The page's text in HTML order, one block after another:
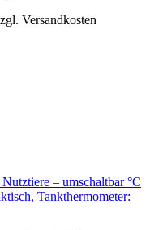
Versandkosten
– umschaltbar °C
Tankthermometer: